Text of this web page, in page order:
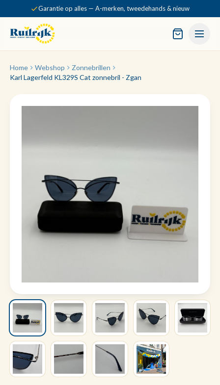
Garantie op alles — A-merken, tweedehands & nieuw
Home Webshop
Zonnebrillen
Karl Lagerfeld KL329S Cat zonnebril - Zgan